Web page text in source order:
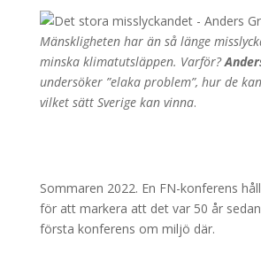
Mänskligheten har än så länge
minska klimatutsläppen. Varför?
undersöker ”elaka problem”, hur de
vilket sätt Sverige kan vinna.
Sommaren 2022. En FN-konferens
för att markera att det var 50 år
första konferens om miljö där.